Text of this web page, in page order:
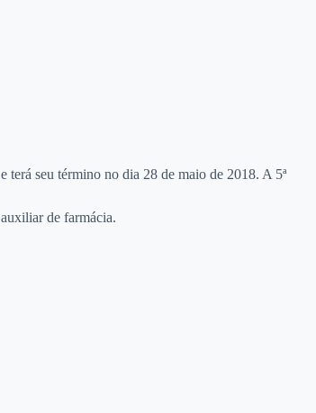
seu término no dia 28 de maio de 2018. A 5ª
de farmácia.